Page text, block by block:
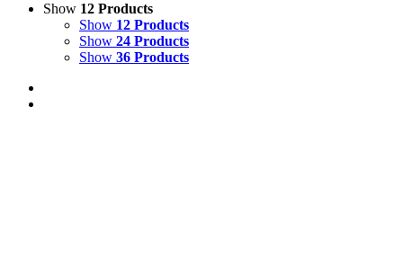
Show 12 Products
Show 12 Products
Show 24 Products
Show 36 Products